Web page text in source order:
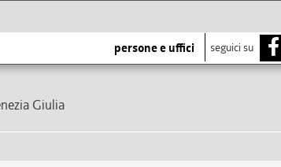
persone e uffici seguici su
Giulia